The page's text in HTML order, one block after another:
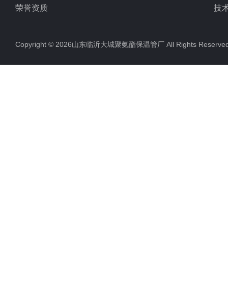
荣誉资质 技
Copyright © 2026山东临沂大城聚氨酯保温管厂 All Rights